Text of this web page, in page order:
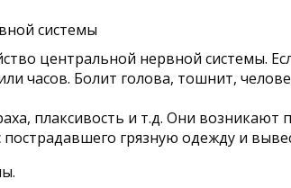
центральной нервной системы.
часов. Болит голова, тошнит,
плаксивость и т.д. Они возникают
грязную одежду и